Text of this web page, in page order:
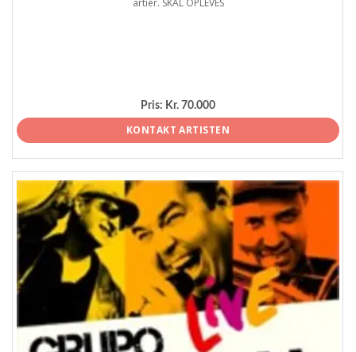
årtier. SKAL OPLEVES
Pris: Kr. 70.000
KONTAKT ARTISTEN